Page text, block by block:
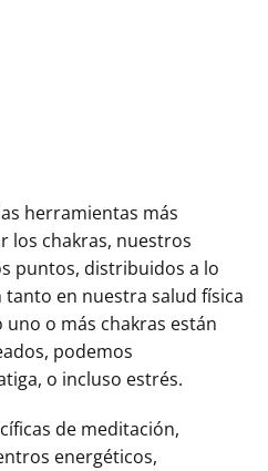
herramientas más
los chakras, nuestros
puntos, distribuidos a lo
en nuestra salud física
o más chakras están
podemos
o incluso estrés.
de meditación,
energéticos,